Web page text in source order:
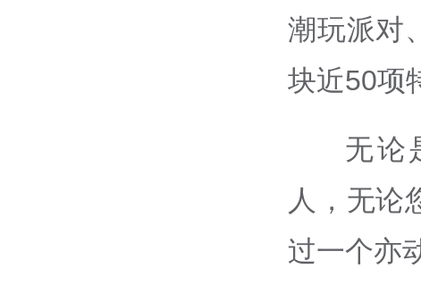
潮玩派对
块近50项
无论
人，无论
过一个亦